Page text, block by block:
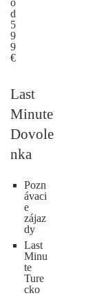
d
5
9
9
€
Last
Minute
Dovole
nka
Pozn
ávaci
e
zájaz
dy
Last
Minu
te
Ture
cko